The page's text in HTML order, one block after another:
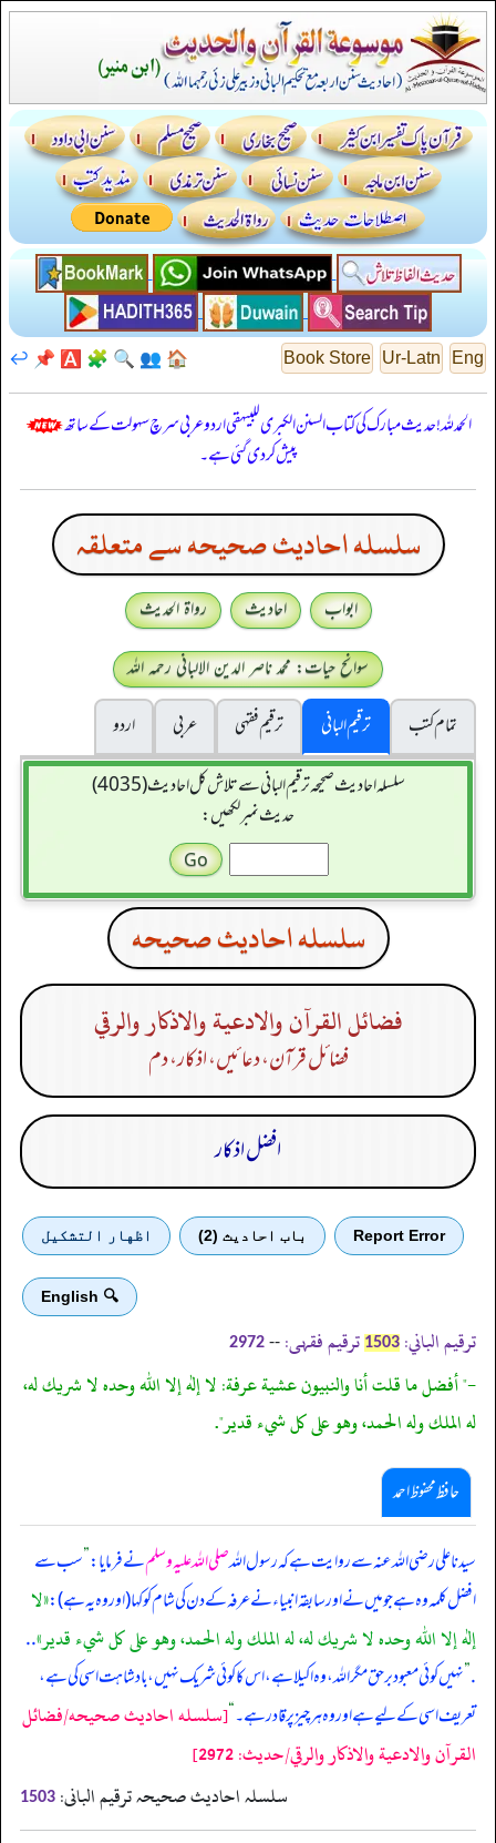
Eng
Ur-Latn
Book Store
🏠
👥
🔍
🧩
🅰️
📌
↩️
الحمدللہ! حدیث مبارک کی کتاب السنن الكبرى للبيهقي اردو عربی سرچ سہولت کے ساتھ
پیش کر دی گئی ہے۔
سلسله احاديث صحيحه سے متعلقہ
ابواب احادیث
رواۃ الحدیث
سوانح حیات: محمد ناصر الدین الالبانی رحمہ اللہ
تمام کتب
ترقیم البانی ترقيم فقہی عربی
اردو
سلسله احاديث صحيحه ترقیم البانی سے تلاش کل احادیث (4035)
حدیث نمبر لکھیں:
سلسله احاديث صحيحه
فضائل القرآن والادعية والاذكار والرقي
فضائل قرآن، دعا ئیں، اذکار، دم
افضل اذکار
Report Error باب احادیث (2) اظهار التشكيل
🔍 English
ترقیم الباني: 1503 ترقیم فقہی: --
2972
-" أفضل ما قلت أنا والنبيون عشية عرفة: لا إله إلا الله وحده لا شريك له،
له الملك وله الحمد، وهو على كل شيء قدير".
حافظ محفوظ احمد
سیدنا علی رضی اللہ عنہ سے روایت ہے کہ رسول اللہصلی اللہ علیہ وسلمنے فرمایا:”سب سے
افضل کلمہ وہ ہے جو میں نے اور سابقہ انبیاء نے عرفہ کے دن کی شام کو کہا (‏‏‏‏اور وہ یہ ہے):«لا
إله إلا الله وحده لا شريك له، له الملك وله الحمد، وهو على كل شيء قدير». .
.
”نہیں کوئی معبود برحق مگر اللہ، وہ اکیلا ہے، اس کا کوئی شریک نہیں، بادشاہت اسی کی ہے،
تعریف اسی کے لیے ہے اور وہ ہر چیز پر قادر ہے۔“[سلسله احاديث صحيحه/فضائل
القرآن والادعية والاذكار والرقي/حدیث: 2972]
سلسلہ احادیث صحیحہ ترقیم البانی: 1503